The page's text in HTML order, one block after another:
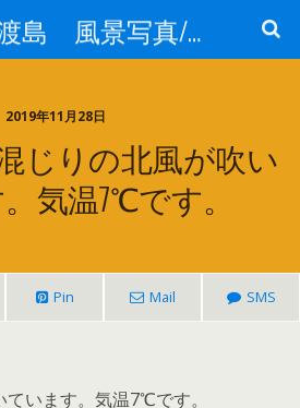
今日の佐渡島 風景写真/天気/お酒/お米/温泉
2019年11月28日
混じりの北風が吹い
気温7℃です。
Pin Mail SMS
います。気温7℃です。